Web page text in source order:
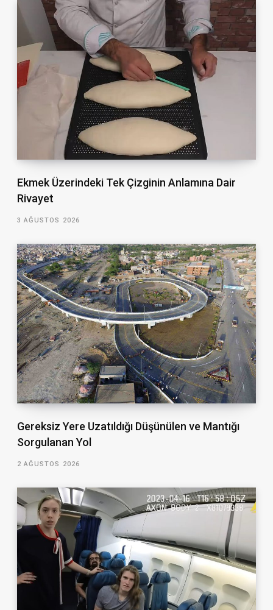
Ekmek Üzerindeki Tek Çizginin Anlamına Dair
Rivayet
3 AĞUSTOS 2026
Gereksiz Yere Uzatıldığı Düşünülen ve Mantığı
Sorgulanan Yol
2 AĞUSTOS 2026